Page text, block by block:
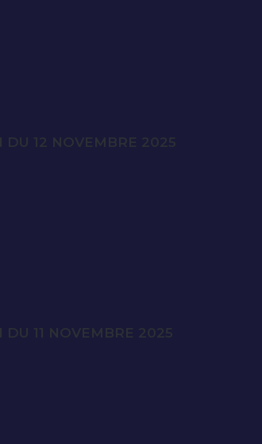
DU 12 NOVEMBRE 2025
DU 11 NOVEMBRE 2025